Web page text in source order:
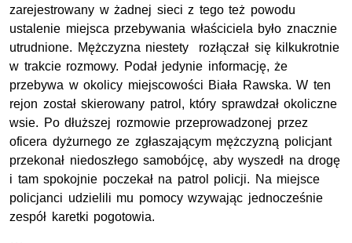
zarejestrowany w żadnej sieci z tego też powodu
ustalenie miejsca przebywania właściciela było znacznie
utrudnione. Mężczyzna niestety rozłączał się kilkukrotnie
w trakcie rozmowy. Podał jedynie informację, że
przebywa w okolicy miejscowości Biała Rawska. W ten
rejon został skierowany patrol, który sprawdzał okoliczne
wsie. Po dłuższej rozmowie przeprowadzonej przez
oficera dyżurnego ze zgłaszającym mężczyzną policjant
przekonał niedoszłego samobójcę, aby wyszedł na drogę
i tam spokojnie poczekał na patrol policji. Na miejsce
policjanci udzielili mu pomocy wzywając jednocześnie
zespół karetki pogotowia.